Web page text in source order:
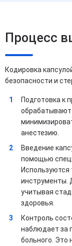
Процесс
Кодировка
безопасности и
Подготовка к
анестезию.
Введение
помощью
Используются
инструменты.
учитывая
здоровья.
Контроль
наблюдает за
больного. Это